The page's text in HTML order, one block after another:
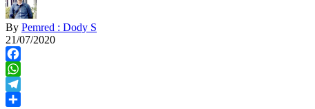
By Pemred : Dody S
21/07/2020
Facebook
WhatsApp
Telegram